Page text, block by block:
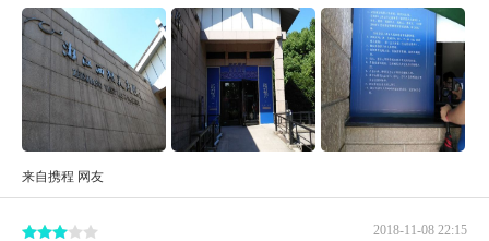
来自携程 网友
2018-11-08 22:15